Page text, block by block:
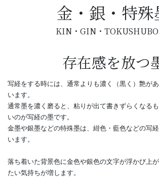
金・銀・特殊
KIN・GIN・
存在感を放つ
写経をする時には、通常よりも濃く（黒く）艶が
います。
通常墨を濃く磨ると、粘りが出て書きずらくなる
いのが写経の墨です。
金墨や銀墨などの特殊墨は、紺色・藍色などの写
います。
落ち着いた背景色に金色や銀色の文字が浮かび上
たい気持ちが増します。